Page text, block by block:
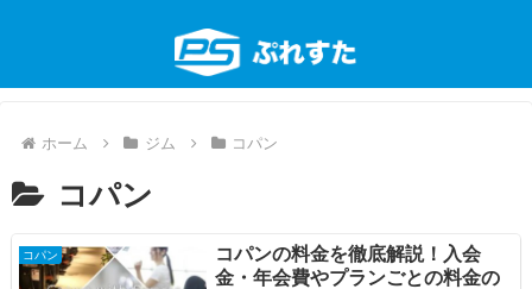
ホーム ジム コパン
コパン
コパン
コパンの料金を徹底解説！入会
金・年会費やプランごとの料金の